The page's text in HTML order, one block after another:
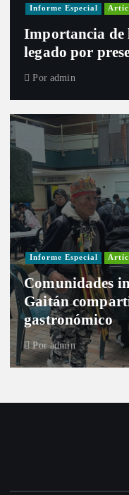
Informe Especial
Importancia de
legado por
Por admin
Informe Especial
Comunidades
Gaitán
gastronómico
Por admin